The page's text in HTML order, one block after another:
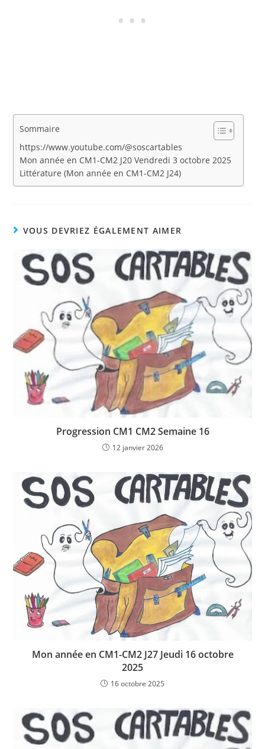
Sommaire
https://www.youtube.com/@soscartables
Mon année en CM1-CM2 J20 Vendredi 3 octobre 2025
Littérature (Mon année en CM1-CM2 J24)
VOUS DEVRIEZ ÉGALEMENT AIMER
Progression CM1 CM2 Semaine 16
12 janvier 2026
Mon année en CM1-CM2 J27 Jeudi 16 octobre
2025
16 octobre 2025